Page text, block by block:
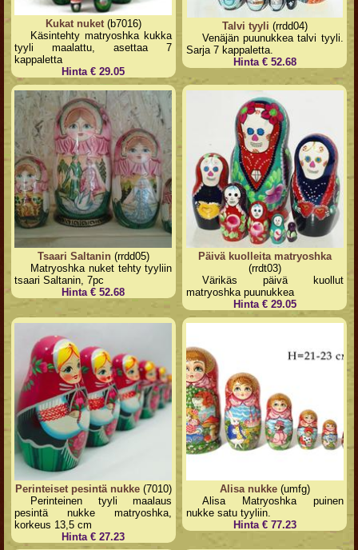
Kukat nuket(b7016)
Käsintehty matryoshka kukka
tyyli maalattu, asettaa 7
kappaletta
Hinta € 29.05
Talvi tyyli (rrdd04)
Venäjän puunukkea talvi tyyli.
Sarja 7 kappaletta.
Hinta € 52.68
Tsaari Saltanin(rrdd05)
Matryoshka nuket tehty tyyliin
tsaari Saltanin, 7pc
Hinta € 52.68
Päivä kuolleita matryoshka
(rrdt03)
Värikäs päivä kuollut
matryoshka puunukkea
Hinta € 29.05
Perinteiset pesintä nukke(7010)
Perinteinen tyyli maalaus
pesintä nukke matryoshka,
korkeus 13,5 cm
Hinta € 27.23
Alisa nukke(umfg)
Alisa Matryoshka puinen
nukke satu tyyliin.
Hinta € 77.23